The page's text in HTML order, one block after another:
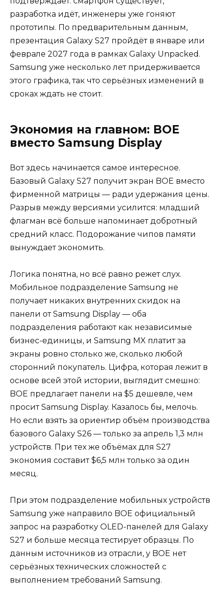
разработка идёт, инженеры уже гоняют
прототипы. По предварительным данным,
презентация Galaxy S27 пройдёт в январе или
феврале 2027 года в рамках Galaxy Unpacked.
Samsung уже несколько лет придерживается
этого графика, так что серьёзных изменений в
сроках ждать не стоит.
Экономия на главном: BOE
вместо Samsung Display
Вот здесь начинается самое интересное.
Базовый Galaxy S27 получит экран BOE вместо
фирменной матрицы — ради удержания цены.
Разрыв между версиями усилится: младший
флагман всё больше напоминает добротный
средний класс. Подорожание чипов памяти
вынуждает экономить.
Логика понятна, но всё равно режет слух.
Мобильное подразделение Samsung не
получает никаких внутренних скидок на
панели от Samsung Display — оба
подразделения работают как независимые
бизнес-единицы, и Samsung MX платит за
экраны ровно столько же, сколько любой
сторонний покупатель. Цифра, которая лежит в
основе всей этой истории, выглядит смешно:
BOE предлагает панели на $5 дешевле, чем
просит Samsung Display. Казалось бы, мелочь.
Но если взять за ориентир объём производства
базового Galaxy S26 — только за апрель 1,3 млн
устройств. При тех же объёмах для S27
экономия составит $6,5 млн только за один
месяц.
При этом подразделение мобильных устройств
Samsung уже направило BOE официальный
запрос на разработку OLED-панелей для Galaxy
S27 и больше месяца тестирует образцы. По
данным источников из отрасли, у BOE нет
серьёзных технических сложностей с
выполнением требований Samsung.